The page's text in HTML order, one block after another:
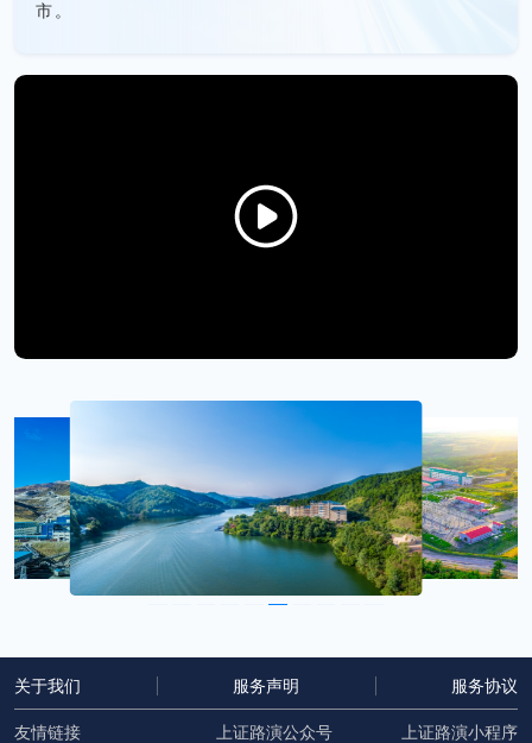
市。
重要矿业投资项目，包括境内的西藏巨龙铜矿及朱
尔维亚丘卡卢-佩吉铜金矿及博尔铜矿、刚果（金）
卡莫阿铜矿及科卢韦齐铜矿、苏里南罗斯贝尔金
矿、哥伦比亚武里蒂卡金矿等；公司加速进军新能
邀主导开发刚果（金）马诺诺锂矿东北部项目。截
业权益口径计算，公司保有探明、控制及推断的总
资源量为铜10,467 万吨、金3,528 吨、锌（铅）
1,212 万吨、银28,380 吨，锂（LCE）1,411 万
吨。
公司主要指标中国领先、全球前10 位。2023
年实现矿产铜101万吨、矿产金68吨、矿产锌
2,903吨，其中矿产铜产量破百万吨大关，位居全球
前五；也是头部矿企中矿产铜、金产量增长最快的
关于我们 服务声明 服务协议
友情链接 上证路演公众号 上证路演小程序